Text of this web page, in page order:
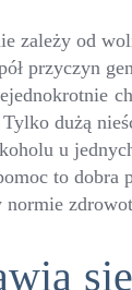
zależy od
przyczyn
dużą
u
to
normie